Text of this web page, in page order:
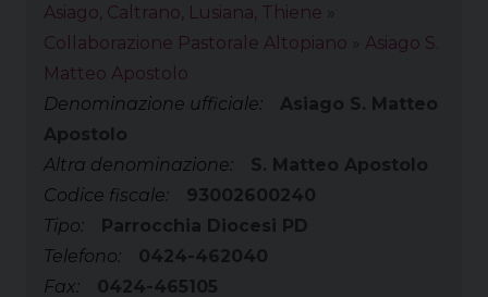
Asiago, Caltrano, Lusiana, Thiene
Collaborazione Pastorale Altopiano
Asiago S.
Matteo Apostolo
Denominazione ufficiale:
Asiago S. Matteo
Apostolo
Altra denominazione:
S. Matteo Apostolo
Codice fiscale:
93002600240
Tipo:
Parrocchia Diocesi PD
Telefono:
0424-462040
Fax:
0424-465105